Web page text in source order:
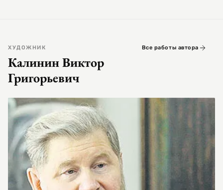
ХУДОЖНИК
Калинин Виктор
Григорьевич
Все работы автора